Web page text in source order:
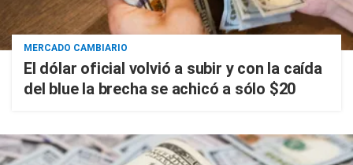
MERCADO CAMBIARIO
El dólar oficial volvió a subir y con la caída
del blue la brecha se achicó a sólo $20